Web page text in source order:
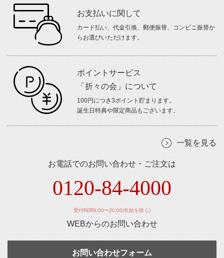
お支払いに関して
カード払い、代金引換、郵便振替、コンビニ振替か
らお選びいただけます。
ポイントサービス
「折々の会」について
100円につき3ポイント貯まります。
誕生日特典や限定商品もございます。
一覧を見る
お電話でのお問い合わせ・ご注文は
0120-84-4000
受付時間8:00〜20:00(年始を除く)
WEBからのお問い合わせ
お問い合わせフォーム